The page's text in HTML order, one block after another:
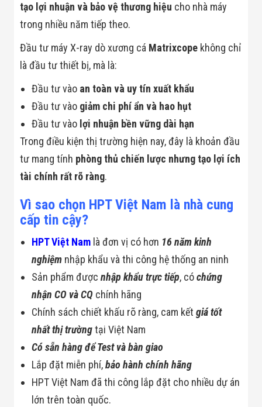
tạo lợi nhuận và bảo vệ thương hiệu cho nhà máy
trong nhiều năm tiếp theo.
Đầu tư máy X-ray dò xương cá Matrixcope không chỉ
là đầu tư thiết bị, mà là:
Đầu tư vào an toàn và uy tín xuất khẩu
Đầu tư vào giảm chi phí ẩn và hao hụt
Đầu tư vào lợi nhuận bền vững dài hạn
Trong điều kiện thị trường hiện nay, đây là khoản đầu
tư mang tính phòng thủ chiến lược nhưng tạo lợi ích
tài chính rất rõ ràng.
Vì sao chọn HPT Việt Nam là nhà cung
cấp tin cậy?
HPT Việt Nam là đơn vị có hơn 16 năm kinh
nghiệm nhập khẩu và thi công hệ thống an ninh
Sản phẩm đượcnhập khẩu trực tiếp, cóchứng
nhận CO và CQ chính hãng
Chính sách chiết khấu rõ ràng, cam kếtgiá tốt
nhất thị trườngtại Việt Nam
Có sẵn hàng để Test và bàn giao
Lắp đặt miễn phí,bảo hành chính hãng
HPT Việt Nam đã thi công lắp đặt cho nhiều dự án
lớn trên toàn quốc.